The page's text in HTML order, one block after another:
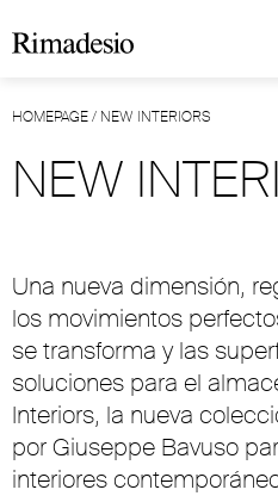
HOMEPAGE/ NEW INTERIORS
NEW
Una nueva dimensión,
los movimientos
se transforma y las
soluciones para el
Interiors, la nueva
por Giuseppe Bavuso
interiores